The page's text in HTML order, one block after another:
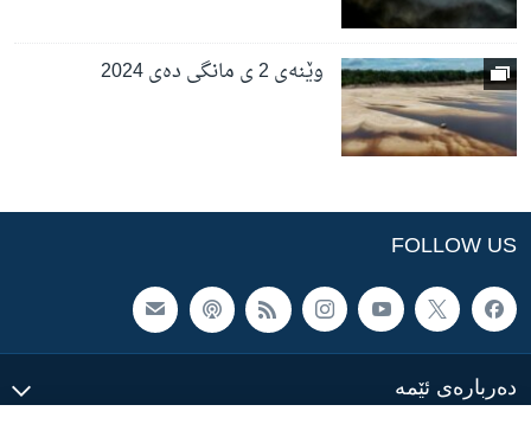
وێنەی 2 ی مانگی دەی 2024
FOLLOW US
ده‌رباره‌ی ئێمه‌